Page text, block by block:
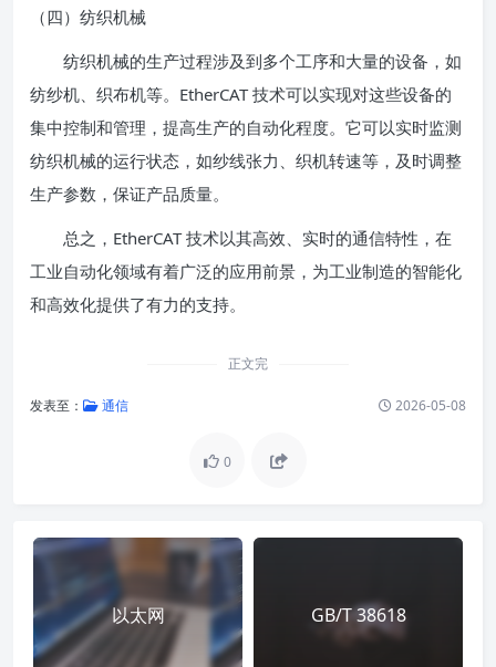
（四）纺织机械
纺织机械的生产过程涉及到多个工序和大量的设备，如
纺纱机、织布机等。EtherCAT 技术可以实现对这些设备的
集中控制和管理，提高生产的自动化程度。它可以实时监测
纺织机械的运行状态，如纱线张力、织机转速等，及时调整
生产参数，保证产品质量。
总之，EtherCAT 技术以其高效、实时的通信特性，在
工业自动化领域有着广泛的应用前景，为工业制造的智能化
和高效化提供了有力的支持。
正文完
发表至： 通信 2026-05-08
0
以太网 GB/T 38618